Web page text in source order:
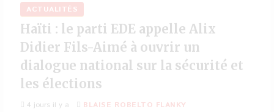
ACTUALITÉS
Haïti : le parti EDE appelle Alix
Didier Fils-Aimé à ouvrir un
dialogue national sur la sécurité et
les élections
4 jours il y a BLAISE ROBELTO FLANKY